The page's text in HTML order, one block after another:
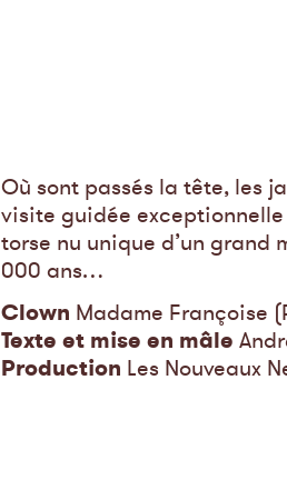
Où sont passés la tête, les
visite guidée
torse nu unique d’un grand
000 ans…
Clown Madame Françoise
Texte et mise en mâle
Production Les Nouveaux